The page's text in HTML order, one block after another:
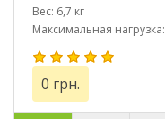
Вес: 6,7 кг
Максимальная нагрузка:
до 115 кг
0 грн.